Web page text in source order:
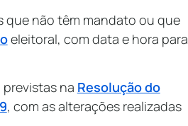
que não têm mandato ou que
eleitoral, com data e hora para
na Resolução do
, com as alterações realizadas